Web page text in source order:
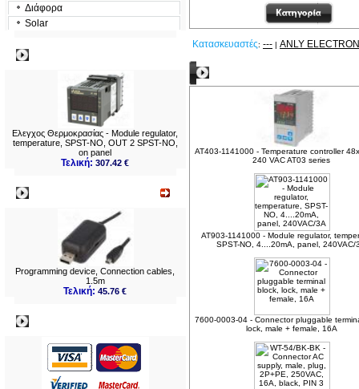
Διάφορα
Solar
Ελεγχος Θερμοκρασίας - Module regulator,
temperature, SPST-NO, OUT 2 SPST-NO,
on panel
Τελική:307.42 €
Programming device, Connection cables,
1.5m
Τελική:45.76 €
Κατασκευαστές: --- | ANLY
AT403-1141000 - Temperature controller
240 VAC AT03 series
AT903-1141000 - Module regulator,
SPST-NO, 4....20mA, panel, 240VAC/
7600-0003-04 - Connector pluggable
lock, male + female, 16A